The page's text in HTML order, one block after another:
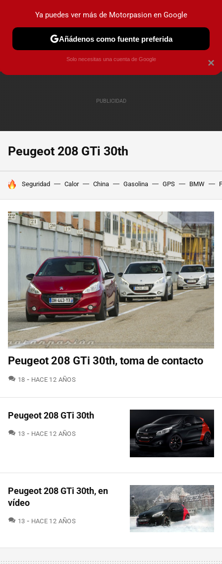
PRUEBAS COCHES ELÉCTRICOS OBSERVATORIO
Peugeot 208 GTi 30th
HOY SE HABLA DE
Seguridad Calor China Gasolina GPS BMW
Peugeot 208 GTi 30th, toma de contacto
18 COMENTARIOS
HACE 12 AÑOS
Peugeot 208 GTi 30th
13 COMENTARIOS
HACE 12 AÑOS
Peugeot 208 GTi 30th, en
vídeo
13 COMENTARIOS
HACE 12 AÑOS
×
Ya puedes ver más de Motorpasion en Google
Añádenos como fuente preferida
Solo necesitas una cuenta de Google